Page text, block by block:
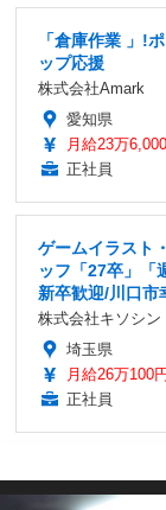
「倉庫作業 」!
ップ応援
株式会社Amark
愛知県
月給23万
正社員
ゲームイラスト
ッフ「27卒」「
新卒歓迎/川口市
株式会社キソシン
埼玉県
月給26万100
正社員